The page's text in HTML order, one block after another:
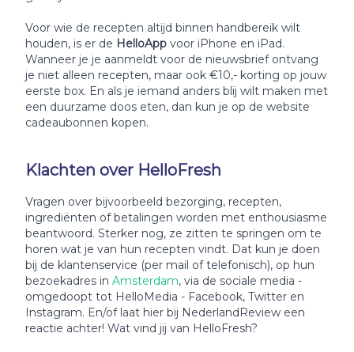
Voor wie de recepten altijd binnen handbereik wilt
houden, is er de HelloApp voor iPhone en iPad.
Wanneer je je aanmeldt voor de nieuwsbrief ontvang
je niet alleen recepten, maar ook €10,- korting op jouw
eerste box. En als je iemand anders blij wilt maken met
een duurzame doos eten, dan kun je op de website
cadeaubonnen kopen.
Klachten over HelloFresh
Vragen over bijvoorbeeld bezorging, recepten,
ingrediënten of betalingen worden met enthousiasme
beantwoord. Sterker nog, ze zitten te springen om te
horen wat je van hun recepten vindt. Dat kun je doen
bij de klantenservice (per mail of telefonisch), op hun
bezoekadres in Amsterdam, via de sociale media -
omgedoopt tot HelloMedia - Facebook, Twitter en
Instagram. En/of laat hier bij NederlandReview een
reactie achter! Wat vind jij van HelloFresh?